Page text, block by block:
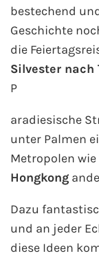
Mein Schiff
Mein Schiff
Mein Schiff
Mein Schiff
Mittelmeer-
bestechend
Geschichte
die
Silvester
P
aradiesische
unter Palmen
Metropolen wie
Hongkong
Dazu
und an jeder
diese Ideen